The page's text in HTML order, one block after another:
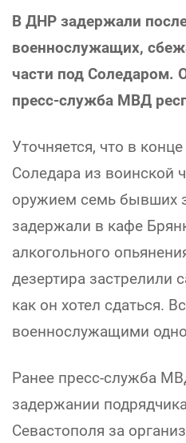
В ДНР задержали
военнослужащих,
части под Соледаром.
пресс-служба МВД
Уточняется, что в
Соледара из воинской
оружием семь бывших
задержали в кафе
алкогольного
дезертира застрелили
как он хотел сдаться.
военнослужащими
Ранее пресс-служба
задержании
Севастополя за